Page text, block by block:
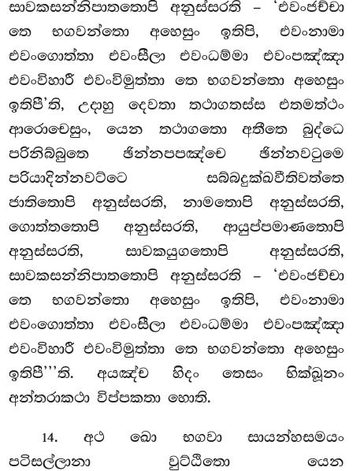
සාවකසන්නිපාතතොපි අනුස්සරති – ‘එවංජච්චා
තෙ භගවන්තො අහෙසුං ඉතිපි, එවංනාමා
එවංගොත්තා එවංසීලා එවංධම්මා එවංපඤ්ඤා
එවංවිහාරී එවංවිමුත්තා තෙ භගවන්තො අහෙසුං
ඉතිපී’ති, උදාහු දෙවතා තථාගතස්ස එතමත්ථං
ආරොචෙසුං, යෙන තථාගතො අතීතෙ බුද්ධෙ
පරිනිබ්බුතෙ ඡින්නපපඤ්චෙ ඡින්නවටුමෙ
පරියාදින්නවට්ටෙ සබ්බදුක්ඛවීතිවත්තෙ
ජාතිතොපි අනුස්සරති, නාමතොපි අනුස්සරති,
ගොත්තතොපි අනුස්සරති, ආයුප්පමාණතොපි
අනුස්සරති, සාවකයුගතොපි අනුස්සරති,
සාවකසන්නිපාතතොපි අනුස්සරති – ‘එවංජච්චා
තෙ භගවන්තො අහෙසුං ඉතිපි, එවංනාමා
එවංගොත්තා එවංසීලා එවංධම්මා එවංපඤ්ඤා
එවංවිහාරී එවංවිමුත්තා තෙ භගවන්තො අහෙසුං
ඉතිපී’’’ති. අයඤ්ච හිදං තෙසං භික්ඛූනං
අන්තරාකථා විප්පකතා හොති.
14. අථ ඛො භගවා සායන්හසමයං
පටිසල්ලානා වුට්ඨිතො යෙන